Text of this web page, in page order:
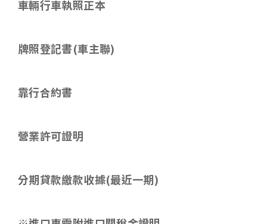
車輛行車執照正本
牌照登記書(車主聯)
靠行合約書
營業許可證明
分期貸款繳款收據(最近一期)